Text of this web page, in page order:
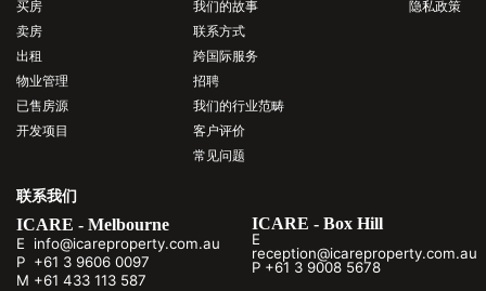
买房
卖房
出租
物业管理
已售房源
开发项目
我们的故事
联系方式
跨国际服务
招聘
我们的行业范畴
客户评价
常见问题
隐私政策
联系我们
ICARE - Melbourne
E info@icareproperty.com.au
P +61 3 9606 0097
M +61 433 113 587
ICARE - Box Hill
E
reception@icareproperty.com.au
P +61 3 9008 5678